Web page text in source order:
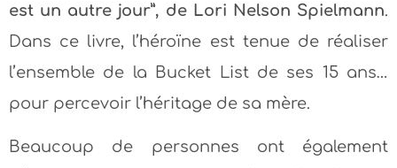
est un autre jour”, de Lori Nelson Spielmann.
Dans ce livre, l’héroïne est tenue de réaliser
l’ensemble de la Bucket List de ses 15 ans…
pour percevoir l’héritage de sa mère.
Beaucoup de personnes ont également